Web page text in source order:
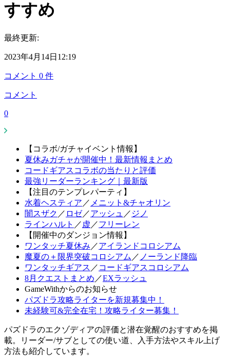
すすめ
最終更新:
2023年4月14日12:19
コメント 0 件
コメント
0
【コラボ/ガチャイベント情報】
夏休みガチャが開催中！最新情報まとめ
コードギアスコラボの当たりと評価
最強リーダーランキング｜最新版
【注目のテンプレパーティ】
水着ヘスティア ／ メニット&チャオリン
闇スザク ／ ロゼ／アッシュ ／ ジノ
ラインハルト ／ 虚 ／フリーレン
【開催中のダンジョン情報】
ワンタッチ夏休み ／アイランドコロシアム
魔夏の＋限界突破コロシアム ／ ノーランド降臨
ワンタッチギアス ／ コードギアスコロシアム
8月クエストまとめ ／EXラッシュ
GameWithからのお知らせ
パズドラ攻略ライターを新規募集中！
未経験可&完全在宅！攻略ライター募集！
パズドラのエクゾディアの評価と潜在覚醒のおすすめを掲
載。リーダー/サブとしての使い道、入手方法やスキル上げ
方法も紹介しています。